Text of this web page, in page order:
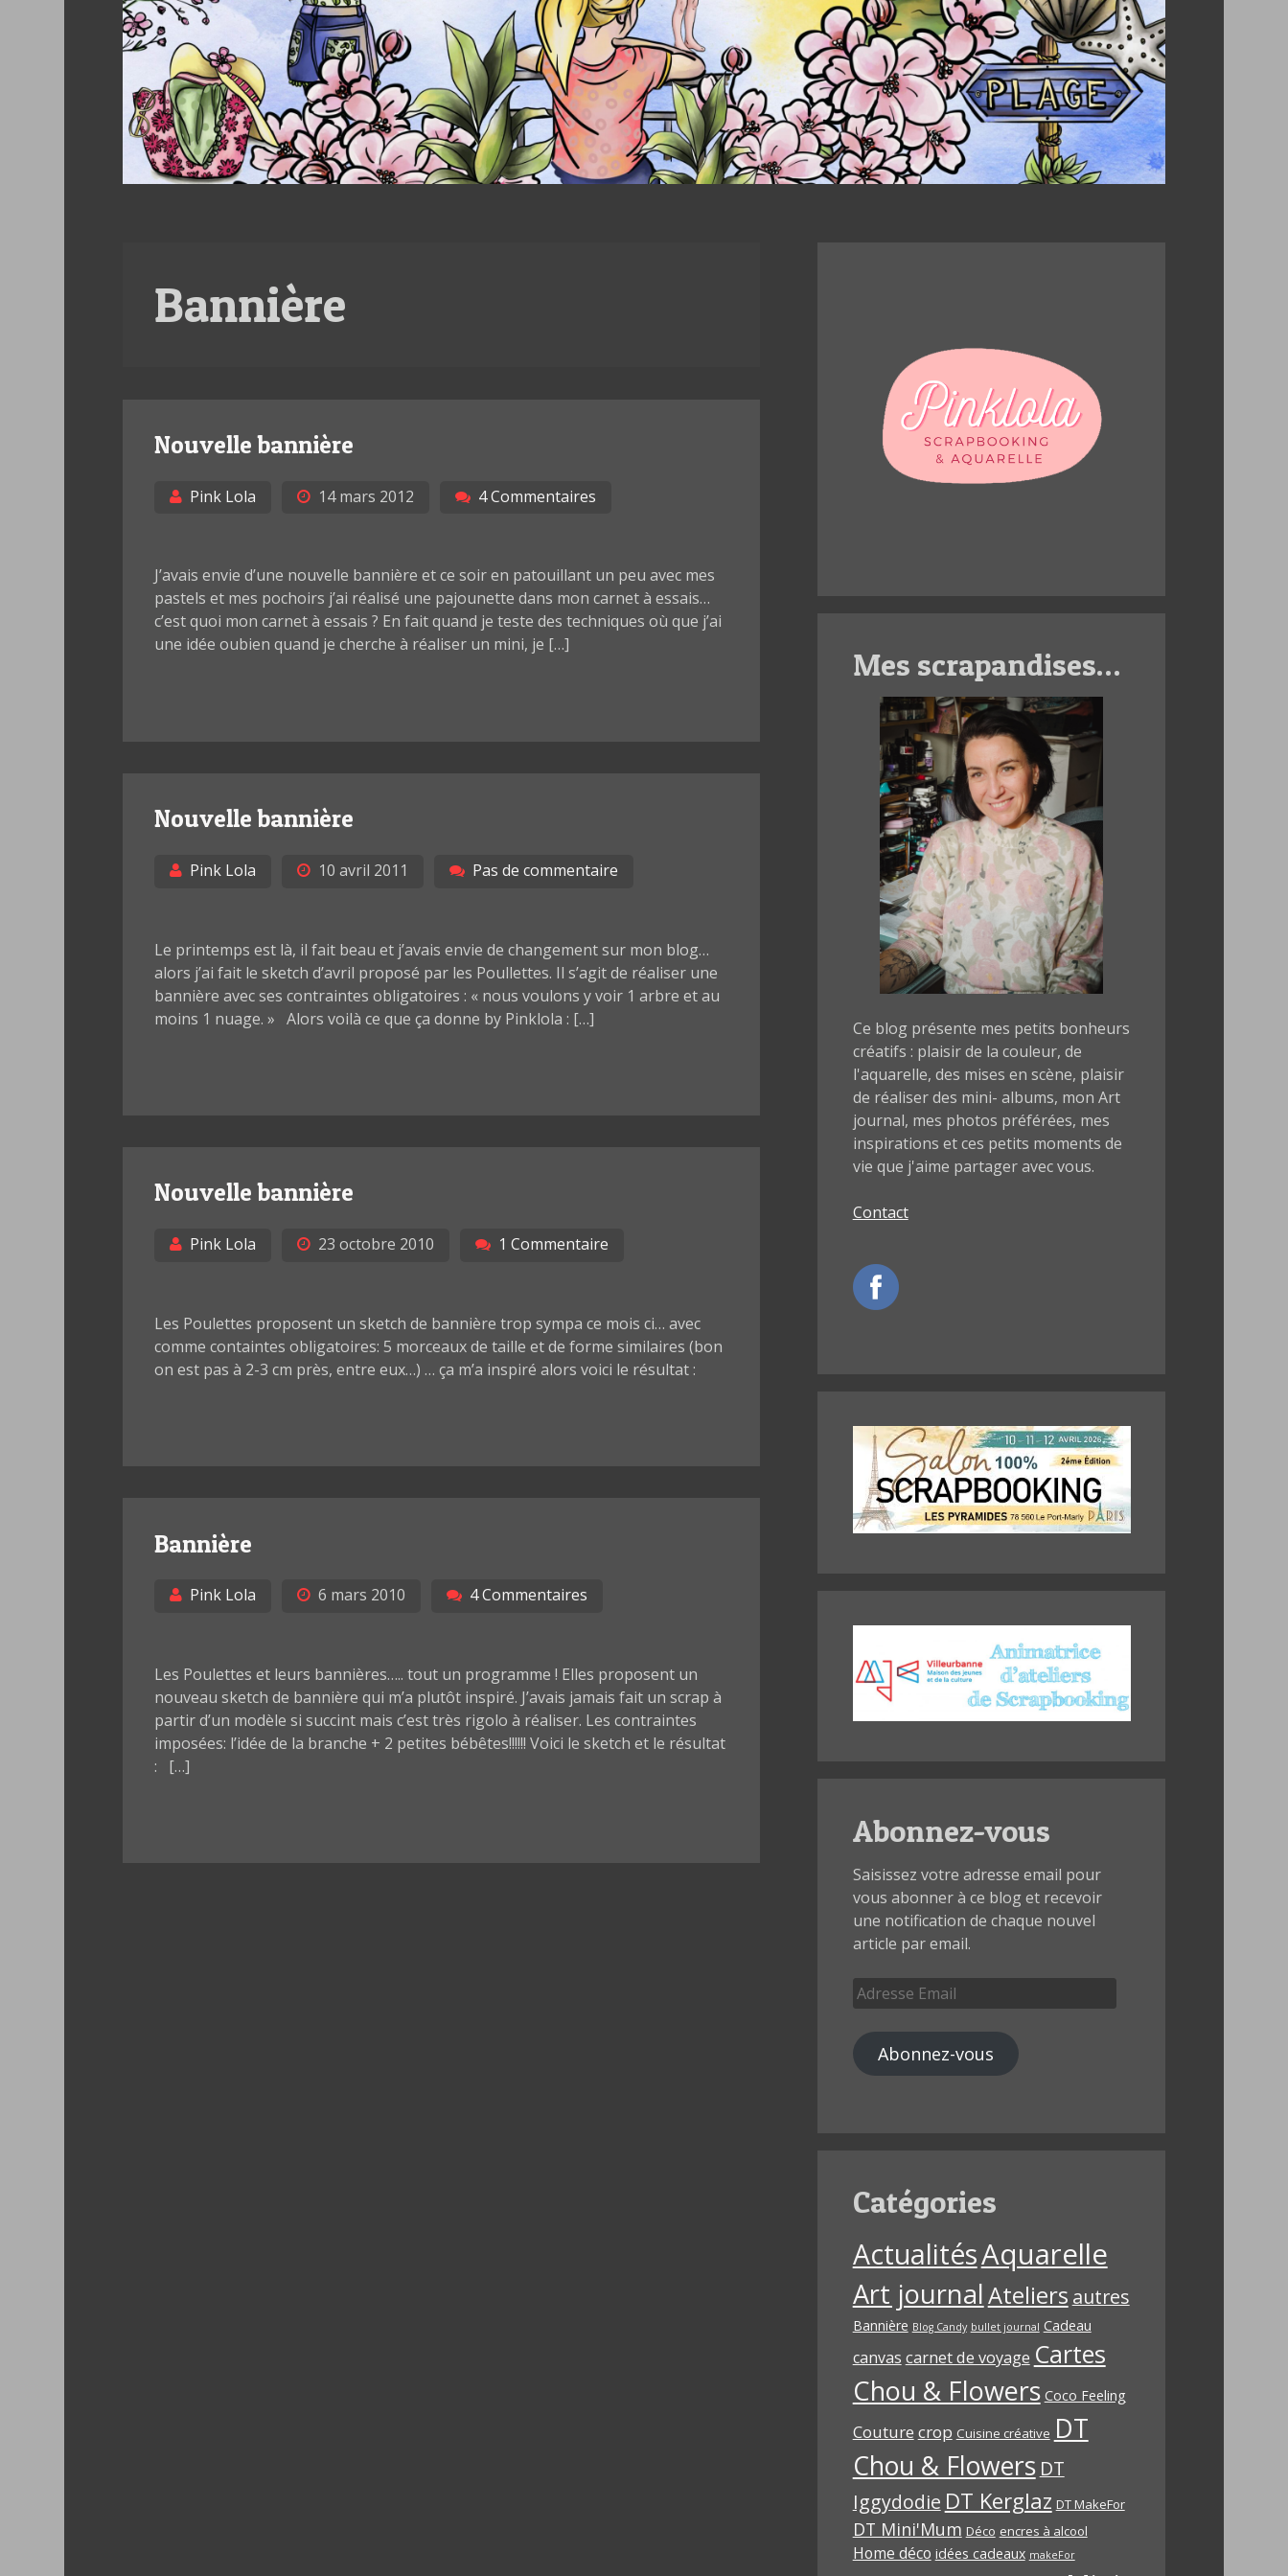
Bannière
Nouvelle bannière
Pink Lola 14 mars 2012 4 Commentaires
J’avais envie d’une nouvelle bannière et ce soir en patouillant un peu avec mes
pastels et mes pochoirs j’ai réalisé une pajounette dans mon carnet à essais…
c’est quoi mon carnet à essais ? En fait quand je teste des techniques où que j’ai
une idée oubien quand je cherche à réaliser un mini, je […]
Nouvelle bannière
Pink Lola 10 avril 2011 Pas de commentaire
Le printemps est là, il fait beau et j’avais envie de changement sur mon blog…
alors j’ai fait le sketch d’avril proposé par les Poullettes. Il s’agit de réaliser une
bannière avec ses contraintes obligatoires : « nous voulons y voir 1 arbre et au
moins 1 nuage. » Alors voilà ce que ça donne by Pinklola : […]
Nouvelle bannière
Pink Lola 23 octobre 2010 1 Commentaire
Les Poulettes proposent un sketch de bannière trop sympa ce mois ci… avec
comme containtes obligatoires: 5 morceaux de taille et de forme similaires (bon
on est pas à 2-3 cm près, entre eux…) … ça m’a inspiré alors voici le résultat :
Bannière
Pink Lola 6 mars 2010 4 Commentaires
Les Poulettes et leurs bannières….. tout un programme ! Elles proposent un
nouveau sketch de bannière qui m’a plutôt inspiré. J’avais jamais fait un scrap à
partir d’un modèle si succint mais c’est très rigolo à réaliser. Les contraintes
imposées: l’idée de la branche + 2 petites bébêtes!!!!!! Voici le sketch et le résultat
: […]
Mes scrapandises…
Ce blog présente mes petits bonheurs
créatifs : plaisir de la couleur, de
l'aquarelle, des mises en scène, plaisir
de réaliser des mini- albums, mon Art
journal, mes photos préférées, mes
inspirations et ces petits moments de
vie que j'aime partager avec vous.
Contact
Abonnez-vous
Saisissez votre adresse email pour
vous abonner à ce blog et recevoir
une notification de chaque nouvel
article par email.
Adresse
Email
Abonnez-vous
Catégories
ActualitésAquarelle
Art journalAteliers autres
Bannière Blog Candy bullet journal Cadeau
canvas carnet de voyage Cartes
Chou & Flowers Coco Feeling
Couture crop Cuisine créative DT
Chou & Flowers DT
Iggydodie DT Kerglaz DT MakeFor
DT Mini'Mum Déco encres à alcool
Home déco idées cadeaux makeFor